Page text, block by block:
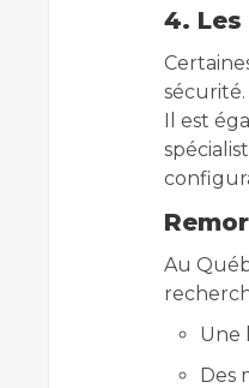
4.
sécurité.
Il est
Au
Une
Des